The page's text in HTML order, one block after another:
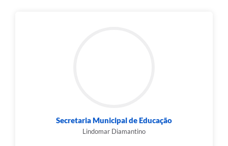
Secretaria Municipal de Educação
Lindomar Diamantino